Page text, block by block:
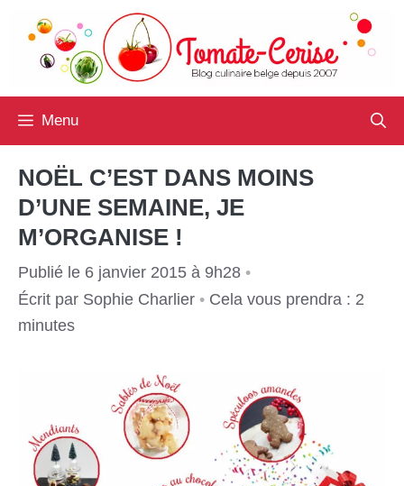
contenu
Menu
NOËL C’EST DANS MOINS
D’UNE SEMAINE, JE
M’ORGANISE !
Publié le 6 janvier 2015 à 9h28 •
Écrit par Sophie Charlier • Cela vous prendra : 2
minutes